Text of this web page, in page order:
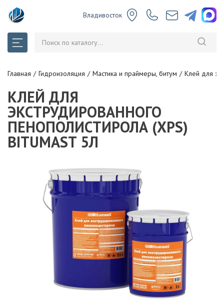
Владивосток
Главная Гидроизоляция Мастика и праймеры, битум Клей для
КЛЕЙ ДЛЯ
ЭКСТРУДИРОВАННОГО
ПЕНОПОЛИСТИРОЛА (XPS)
BITUMAST 5Л